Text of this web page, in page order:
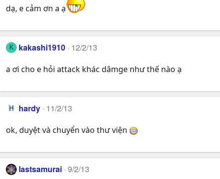
dạ, e cảm ơn a ạ
K kakashi1910 12/2/13
a ơi cho e hỏi attack khác dâmge như thế nào ạ
hardy 11/2/13
ok, duyệt và chuyển vào thư viện
lastsamurai 9/2/13